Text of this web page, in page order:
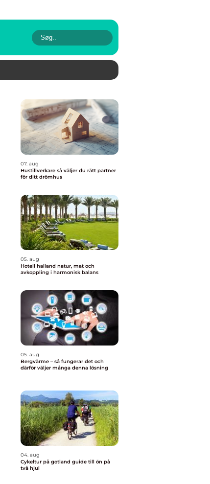
07. aug
Hustillverkare så väljer du rätt partner
för ditt drömhus
05. aug
Hotell halland natur, mat och
avkoppling i harmonisk balans
05. aug
Bergvärme – så fungerar det och
därför väljer många denna lösning
04. aug
Cykeltur på gotland guide till ön på
två hjul